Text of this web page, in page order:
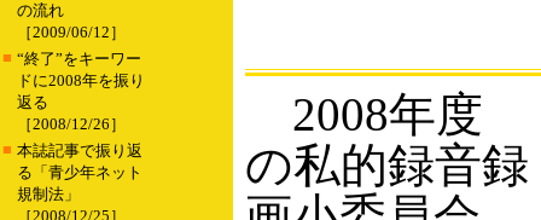
の流れ
［2009/06/12］
■ “終了”をキーワー
ドに2008年を振り
返る
［2008/12/26］
■ 本誌記事で振り返
る「青少年ネット
規制法」
［2008/12/25］
2008年度
の私的録音録